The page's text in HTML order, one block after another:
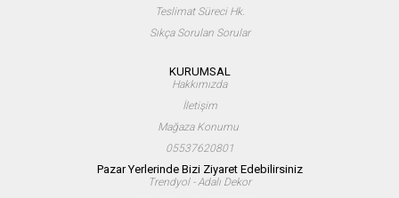
Teslimat Süreci Hk.
Sıkça Sorulan Sorular
KURUMSAL
Hakkımızda
İletişim
Mağaza Konumu
05537620801
Pazar Yerlerinde Bizi Ziyaret Edebilirsiniz
Trendyol - Adalı Dekor